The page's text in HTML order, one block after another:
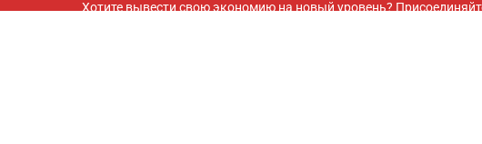
Хотите вывести свою экономию на новый уровень?